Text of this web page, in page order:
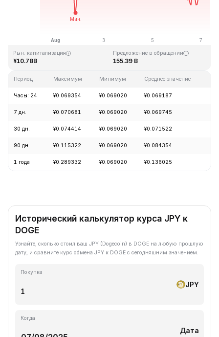
Последнее обновление: 08:51 GMT+0 2026-08-07
Рын. капитализация
¥10.78B
Предложение в обращении
155.39 B
Период Максимум Минимум Среднее значение
Часы: 24 ¥0.069354 ¥0.069020 ¥0.069187
7 дн. ¥0.070681 ¥0.069020 ¥0.069745
30 дн. ¥0.074414 ¥0.069020 ¥0.071522
90 дн. ¥0.115322 ¥0.069020 ¥0.084354
1 года ¥0.289332 ¥0.069020 ¥0.136025
Исторический калькулятор курса JPY к
DOGE
Узнайте, сколько стоил ваш JPY (Dogecoin) в DOGE на любую прошлую
дату, и сравните курс обмена JPY к DOGE с сегодняшним значением.
Покупка
JPY
Когда
Дата